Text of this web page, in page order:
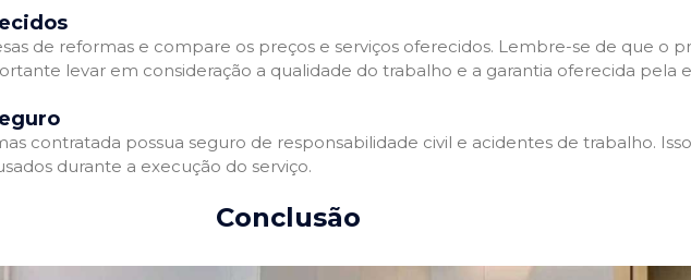
de reformas e compare os preços e serviços oferecidos. Lembre-se de que o
levar em consideração a qualidade do trabalho e a garantia oferecida pela
contratada possua seguro de responsabilidade civil e acidentes de trabalho.
durante a execução do serviço.
Conclusão